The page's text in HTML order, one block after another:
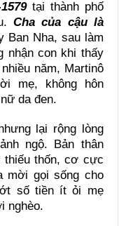
tại thành phố
Cha của cậu là
Ban Nha, sau làm
nhận con khi thấy
năm, Martinô
mẹ, không hôn
da đen.
lại rộng lòng
ngộ. Bản thân
thiếu thốn, cơ cực
mời gọi sống cho
số tiền ít ỏi mẹ
nghèo.